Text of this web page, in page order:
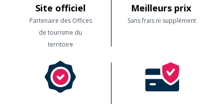
Site officiel
Partenaire des Offices
de tourisme du
territoire
Meilleurs prix
Sans frais ni supplément